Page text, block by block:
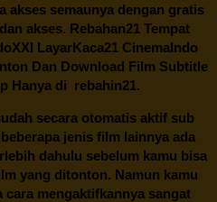
akses semaunya dengan gratis
akses. Rebahan21 Tempat
LayarKaca21 CinemaIndo
Dan Download Film Subtitle
Hanya di rebahin21.
secara otomatis aktif sub
jenis film lainnya ada
dahulu sebelum kamu bisa
yang ditonton. Namun kamu
cara mengaktifkannya sangat